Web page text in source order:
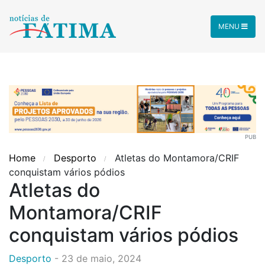
MENU
PUB
Home Desporto
Atletas do Montamora/CRIF
conquistam vários pódios
Atletas do
Montamora/CRIF
conquistam vários pódios
Desporto - 23 de maio, 2024